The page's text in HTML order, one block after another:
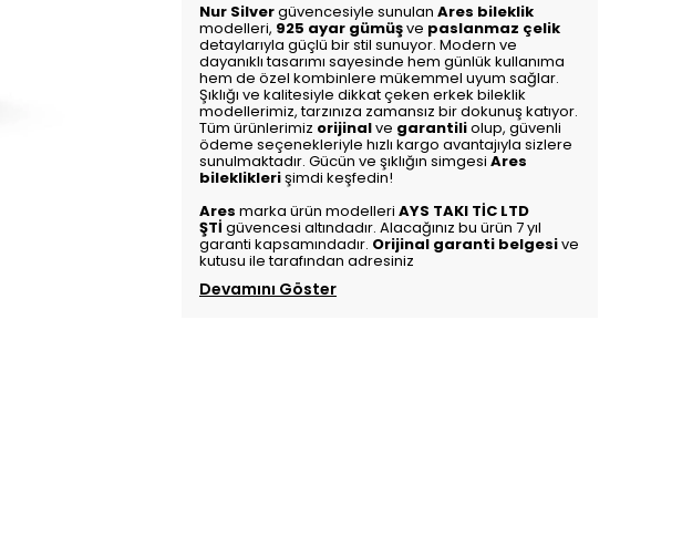
Nur Silvergüvencesiyle sunulan Ares bileklik
modelleri, 925 ayar gümüşve paslanmaz çelik
detaylarıyla güçlü bir stil sunuyor. Modern ve
dayanıklı tasarımı sayesinde hem günlük kullanıma
hem de özel kombinlere mükemmel uyum sağlar.
Şıklığı ve kalitesiyle dikkat çeken erkek bileklik
modellerimiz, tarzınıza zamansız bir dokunuş katıyor.
Tüm ürünlerimiz orijinalve garantiliolup, güvenli
ödeme seçenekleriyle hızlı kargo avantajıyla sizlere
sunulmaktadır. Gücün ve şıklığın simgesi Ares
bilekliklerişimdi keşfedin!
Ares marka ürün modelleri AYS TAKI TİC LTD
ŞTİ güvencesi altındadır. Alacağınız bu ürün 7 yıl
garanti kapsamındadır. Orijinal garanti belgesive
kutusu ile tarafından adresiniz
Devamını Göster